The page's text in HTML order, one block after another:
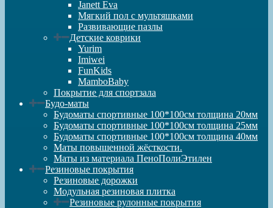
Janett Eva
Мягкий пол с мультяшками
Развивающие пазлы
Детские коврики
Yurim
Imiwei
FunKids
MamboBaby
Покрытие для спортзала
Будо-маты
Будоматы спортивные 100*100см толщина 20мм
Будоматы спортивные 100*100см толщина 25мм
Будоматы спортивные 100*100см толщина 40мм
Маты повышенной жёсткости.
Маты из материала ПеноПолиЭтилен
Резиновые покрытия
Резиновые дорожки
Модульная резиновая плитка
Резиновые рулонные покрытия